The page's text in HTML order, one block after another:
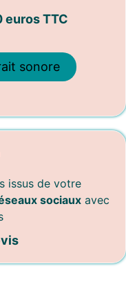
euros TTC
sonore
issus de votre
sociaux avec